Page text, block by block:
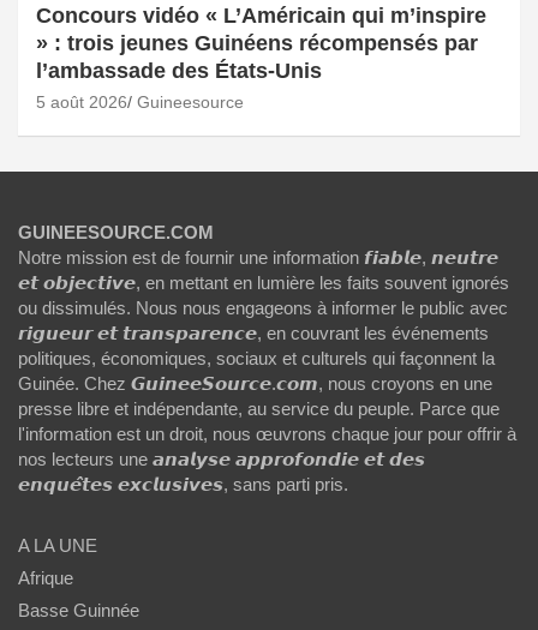
Concours vidéo « L’Américain qui m’inspire
» : trois jeunes Guinéens récompensés par
l’ambassade des États-Unis
5 août 2026 Guineesource
GUINEESOURCE.COM
Notre mission est de fournir une information 𝙛𝙞𝙖𝙗𝙡𝙚, 𝙣𝙚𝙪𝙩𝙧𝙚
𝙚𝙩 𝙤𝙗𝙟𝙚𝙘𝙩𝙞𝙫𝙚, en mettant en lumière les faits souvent ignorés
ou dissimulés. Nous nous engageons à informer le public avec
𝙧𝙞𝙜𝙪𝙚𝙪𝙧 𝙚𝙩 𝙩𝙧𝙖𝙣𝙨𝙥𝙖𝙧𝙚𝙣𝙘𝙚, en couvrant les événements
politiques, économiques, sociaux et culturels qui façonnent la
Guinée. Chez 𝙂𝙪𝙞𝙣𝙚𝙚𝙎𝙤𝙪𝙧𝙘𝙚.𝙘𝙤𝙢, nous croyons en une
presse libre et indépendante, au service du peuple. Parce que
l'information est un droit, nous œuvrons chaque jour pour offrir à
nos lecteurs une 𝙖𝙣𝙖𝙡𝙮𝙨𝙚 𝙖𝙥𝙥𝙧𝙤𝙛𝙤𝙣𝙙𝙞𝙚 𝙚𝙩 𝙙𝙚𝙨
𝙚𝙣𝙦𝙪𝙚̂𝙩𝙚𝙨 𝙚𝙭𝙘𝙡𝙪𝙨𝙞𝙫𝙚𝙨, sans parti pris.
A LA UNE
Afrique
Basse Guinnée